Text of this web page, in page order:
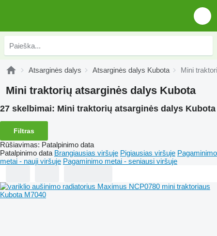
Atsarginės dalys Atsarginės dalys Kubota Mini
Mini traktorių atsarginės dalys Kubota
27 skelbimai: Mini traktorių atsarginės dalys Kubota
Filtras
Rūšiavimas: Patalpinimo data
Patalpinimo data Brangiausias viršuje Pigiausias viršuje Pagaminimo
metai - nauji viršuje Pagaminimo metai - seniausi viršuje